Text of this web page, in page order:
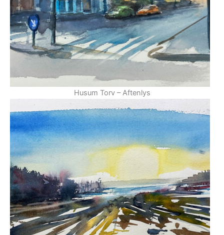
Husum Torv – Aftenlys